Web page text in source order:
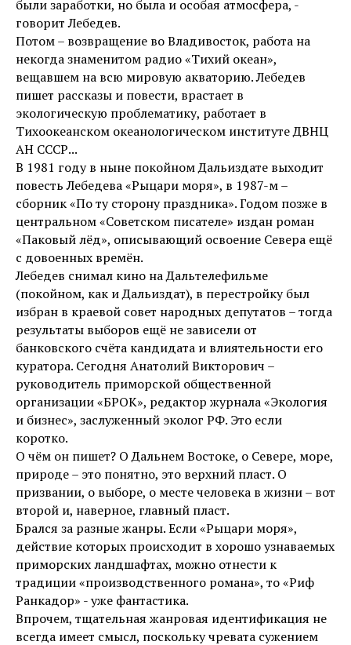
были заработки, но была и особая атмосфера, -
говорит Лебедев.
Потом – возвращение во Владивосток, работа на
некогда знаменитом радио «Тихий океан»,
вещавшем на всю мировую акваторию. Лебедев
пишет рассказы и повести, врастает в
экологическую проблематику, работает в
Тихоокеанском океанологическом институте ДВНЦ
АН СССР...
В 1981 году в ныне покойном Дальиздате выходит
повесть Лебедева «Рыцари моря», в 1987-м –
сборник «По ту сторону праздника». Годом позже в
центральном «Советском писателе» издан роман
«Паковый лёд», описывающий освоение Севера ещё
с довоенных времён.
Лебедев снимал кино на Дальтелефильме
(покойном, как и Дальиздат), в перестройку был
избран в краевой совет народных депутатов – тогда
результаты выборов ещё не зависели от
банковского счёта кандидата и влиятельности его
куратора. Сегодня Анатолий Викторович –
руководитель приморской общественной
организации «БРОК», редактор журнала «Экология
и бизнес», заслуженный эколог РФ. Это если
коротко.
О чём он пишет? О Дальнем Востоке, о Севере, море,
природе – это понятно, это верхний пласт. О
призвании, о выборе, о месте человека в жизни – вот
второй и, наверное, главный пласт.
Брался за разные жанры. Если «Рыцари моря»,
действие которых происходит в хорошо узнаваемых
приморских ландшафтах, можно отнести к
традиции «производственного романа», то «Риф
Ранкадор» - уже фантастика.
Впрочем, тщательная жанровая идентификация не
всегда имеет смысл, поскольку чревата сужением